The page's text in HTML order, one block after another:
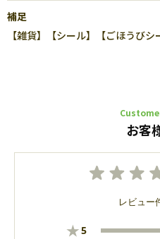
補足
【雑貨】【シール】【ごほうびシ
お客
レビュー
★5